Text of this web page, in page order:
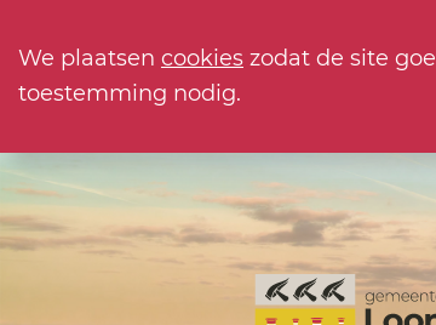
We plaatsen cookies zodat de site
toestemming nodig.